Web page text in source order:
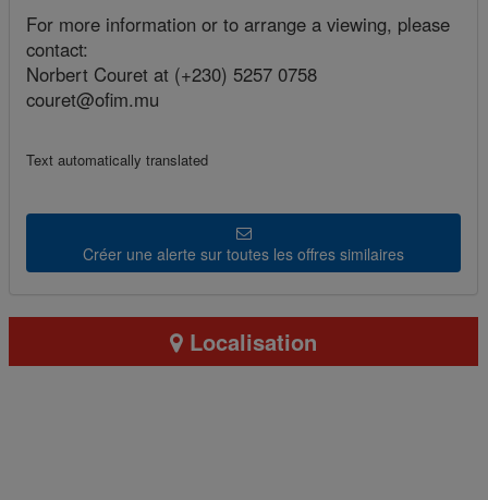
For more information or to arrange a viewing, please
contact:
Norbert Couret at (+230) 5257 0758
couret@ofim.mu
Text automatically translated
Créer une alerte sur toutes les offres similaires
Localisation